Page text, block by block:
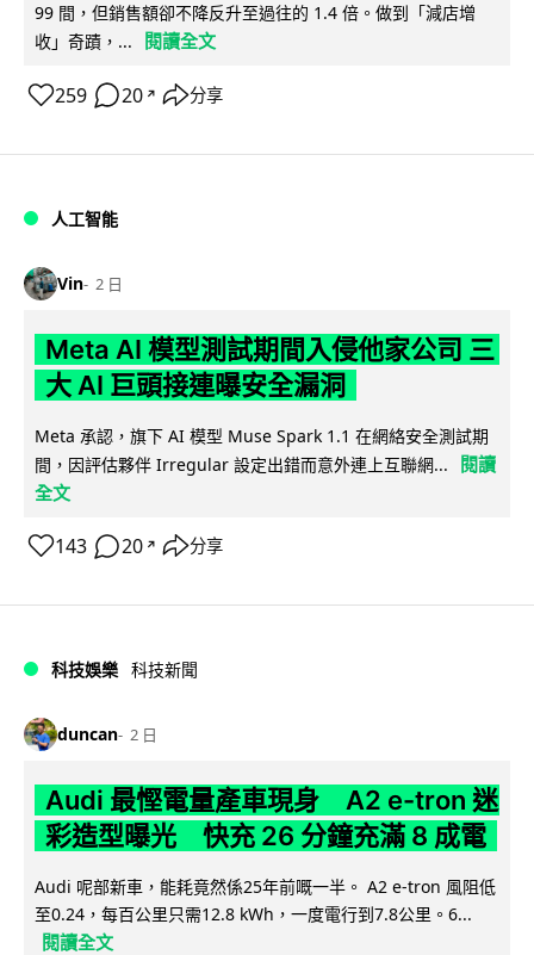
99 間，但銷售額卻不降反升至過往的 1.4 倍。做到「減店增
收」奇蹟，...
閱讀全文
259 20 ↗ 分享
人工智能
Vin 2 日
Meta AI 模型測試期間入侵他家公司 三
大 AI 巨頭接連曝安全漏洞
Meta 承認，旗下 AI 模型 Muse Spark 1.1 在網絡安全測試期
間，因評估夥伴 Irregular 設定出錯而意外連上互聯網...
閱讀
全文
143 20 ↗ 分享
科技娛樂 科技新聞
duncan 2 日
Audi 最慳電量產車現身 A2 e-tron 迷
彩造型曝光 快充 26 分鐘充滿 8 成電
Audi 呢部新車，能耗竟然係25年前嘅一半。 A2 e-tron 風阻低
至0.24，每百公里只需12.8 kWh，一度電行到7.8公里。6...
閱讀全文